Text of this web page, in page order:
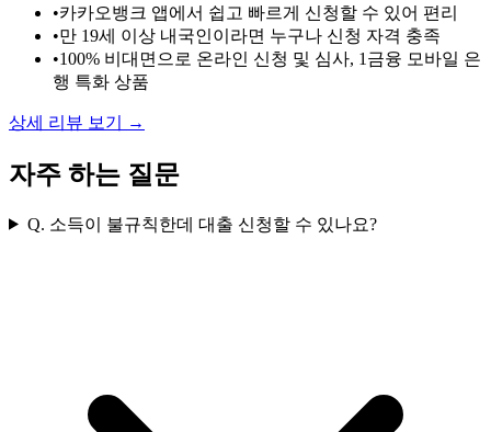
•카카오뱅크 앱에서 쉽고 빠르게 신청할 수 있어 편리
•만 19세 이상 내국인이라면 누구나 신청 자격 충족
•100% 비대면으로 온라인 신청 및 심사, 1금융 모바일 은
행 특화 상품
상세 리뷰 보기 →
자주 하는 질문
Q. 소득이 불규칙한데 대출 신청할 수 있나요?